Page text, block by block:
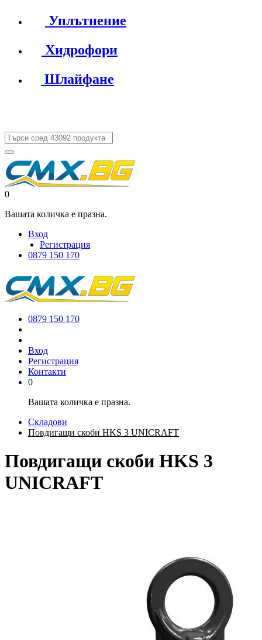
Уплътнение
Хидрофори
Шлайфане
0
Вашата количка е празна.
Вход
Регистрация
0879 150 170
0879 150 170
Вход
Регистрация
Контакти
0
Вашата количка е празна.
Складови
Повдигащи скоби HKS 3 UNICRAFT
Повдигащи скоби HKS 3
UNICRAFT